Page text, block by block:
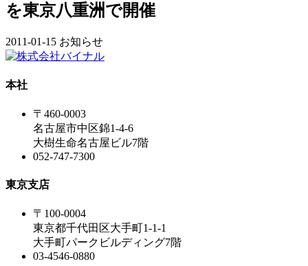
を東京八重洲で開催
2011-01-15 お知らせ
本社
〒460-0003
名古屋市中区錦1-4-6
大樹生命名古屋ビル7階
052-747-7300
東京支店
〒100-0004
東京都千代田区大手町1-1-1
大手町パークビルディング7階
03-4546-0880